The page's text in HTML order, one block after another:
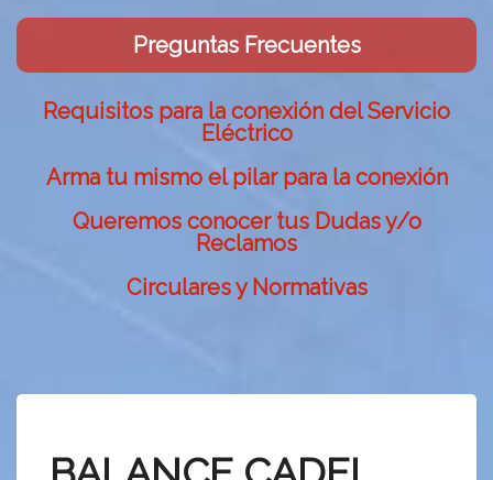
Preguntas Frecuentes
Requisitos para la conexión del Servicio
Eléctrico
Arma tu mismo el pilar para la conexión
Queremos conocer tus Dudas y/o
Reclamos
Circulares y Normativas